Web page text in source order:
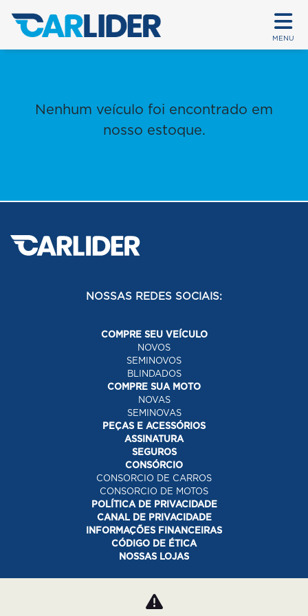
MENU
Nenhum veículo foi encontrado em
nosso estoque.
NOSSAS REDES SOCIAIS:
COMPRE SEU VEÍCULO
NOVOS
SEMINOVOS
BLINDADOS
COMPRE SUA MOTO
NOVAS
SEMINOVAS
PEÇAS E ACESSÓRIOS
ASSINATURA
SEGUROS
CONSÓRCIO
CONSORCIO DE CARROS
CONSORCIO DE MOTOS
POLÍTICA DE PRIVACIDADE
CANAL DE PRIVACIDADE
INFORMAÇÕES FINANCEIRAS
CÓDIGO DE ÉTICA
NOSSAS LOJAS
Desacelere. Seu bem maior é a vida.